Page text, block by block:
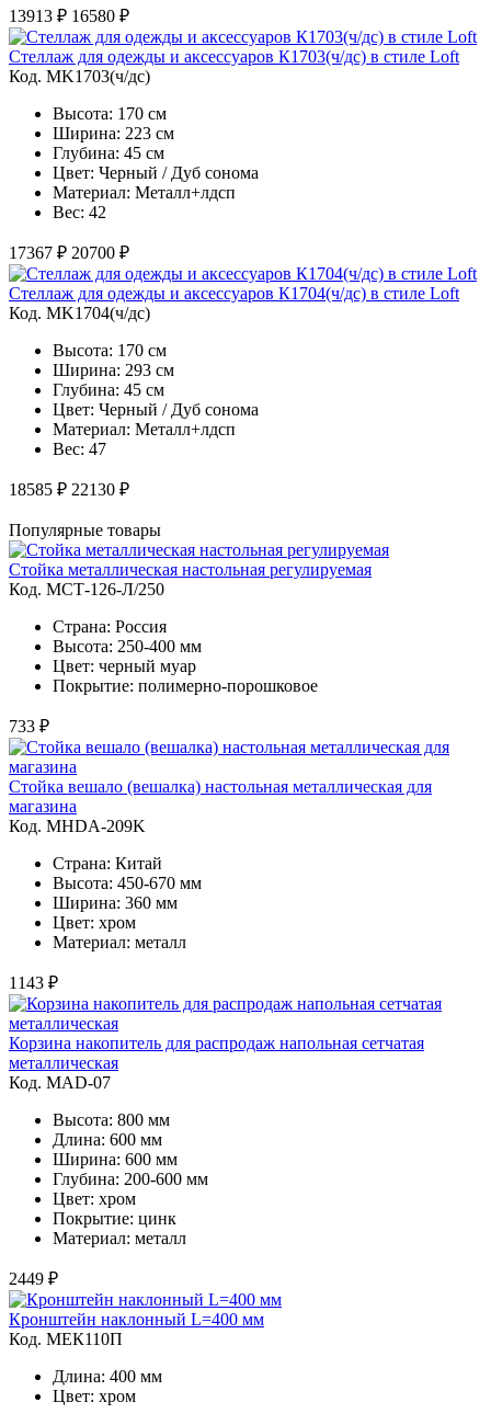
13913 ₽ 16580 ₽
Стеллаж для одежды и аксессуаров К1703(ч/дс) в стиле Loft
Код. MK1703(ч/дс)
Высота: 170 см
Ширина: 223 см
Глубина: 45 см
Цвет: Черный / Дуб сонома
Материал: Металл+лдсп
Вес: 42
17367 ₽ 20700 ₽
Стеллаж для одежды и аксессуаров К1704(ч/дс) в стиле Loft
Код. MK1704(ч/дс)
Высота: 170 см
Ширина: 293 см
Глубина: 45 см
Цвет: Черный / Дуб сонома
Материал: Металл+лдсп
Вес: 47
18585 ₽ 22130 ₽
Популярные товары
Стойка металлическая настольная регулируемая
Код. MСТ-126-Л/250
Страна: Россия
Высота: 250-400 мм
Цвет: черный муар
Покрытие: полимерно-порошковое
733 ₽
Стойка вешало (вешалка) настольная металлическая для
магазина
Код. MHDA-209K
Страна: Китай
Высота: 450-670 мм
Ширина: 360 мм
Цвет: хром
Материал: металл
1143 ₽
Корзина накопитель для распродаж напольная сетчатая
металлическая
Код. MAD-07
Высота: 800 мм
Длина: 600 мм
Ширина: 600 мм
Глубина: 200-600 мм
Цвет: хром
Покрытие: цинк
Материал: металл
2449 ₽
Кронштейн наклонный L=400 мм
Код. MЕК110П
Длина: 400 мм
Цвет: хром